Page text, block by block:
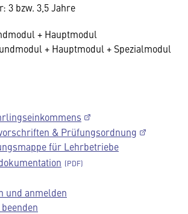
3 bzw. 3,5 Jahre
+ Hauptmodul
+ Hauptmodul + Spezialmodul
& Prüfungsordnung
für Lehrbetriebe
und anmelden